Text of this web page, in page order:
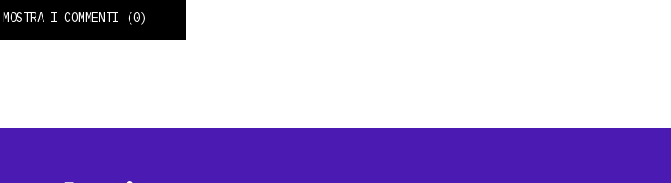
MOSTRA I COMMENTI (0)